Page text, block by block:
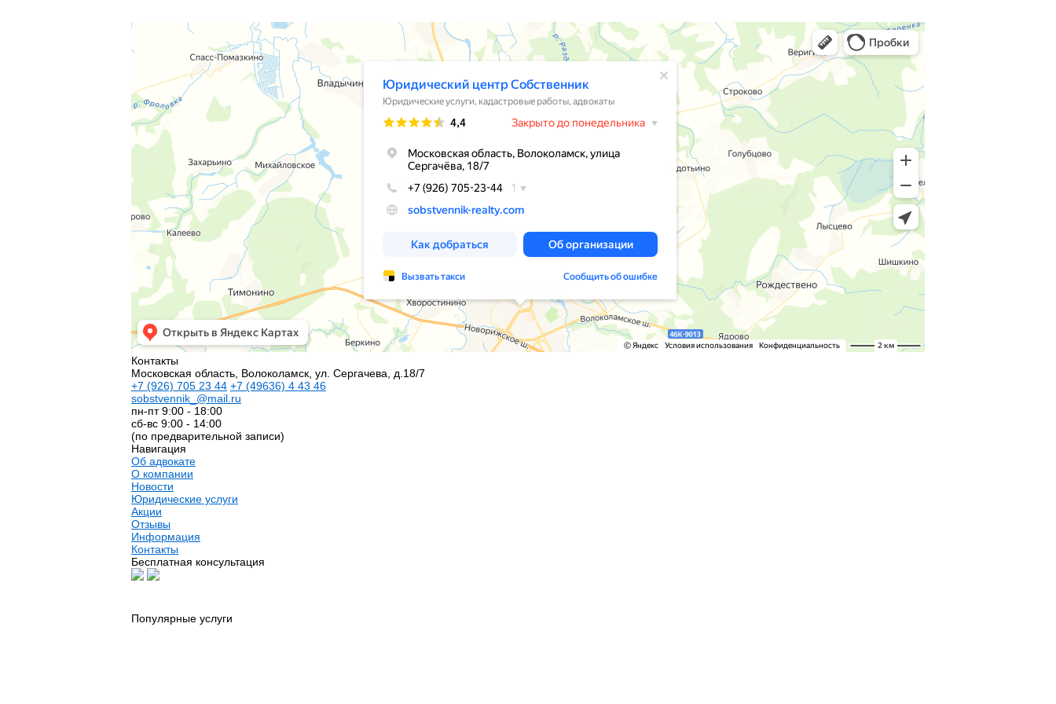
Контакты
Московская область, Волоколамск, ул. Сергачева, д.18/7
+7 (926) 705 23 44 +7 (49636) 4 43 46
sobstvennik_@mail.ru
пн-пт 9:00 - 18:00
сб-вс 9:00 - 14:00
(по предварительной записи)
Навигация
Об адвокате
О компании
Новости
Юридические услуги
Акции
Отзывы
Информация
Контакты
Бесплатная консультация
Популярные услуги